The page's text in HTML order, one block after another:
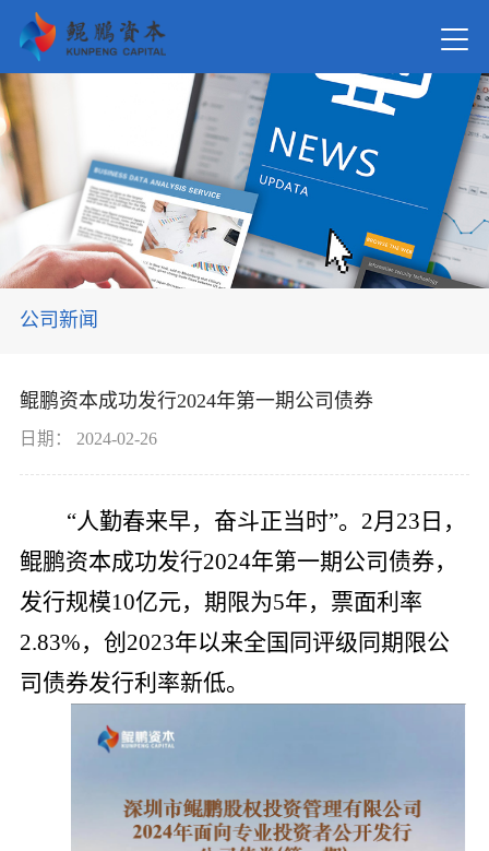
关于我
新闻资
党的建
联系我
公司新闻
鲲鹏资本成功发行2024年第一期公司债券
日期： 2024-02-26
“人勤春来早，奋斗正当时”。2月23 日，
鲲鹏资本成功发行2024年第一期公司债券，
发行规模10亿元，期限为5年，票面利率
2.83%，创2023年以来全国同评级同期限公
司债券发行利率新低。